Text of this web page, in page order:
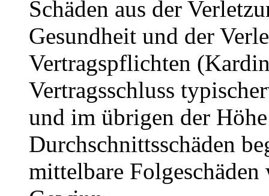
Schäden aus der
Gesundheit und der
Vertragspflichten
Vertragsschluss
und im übrigen der
Durchschnittsschäden
mittelbare Folgeschäden